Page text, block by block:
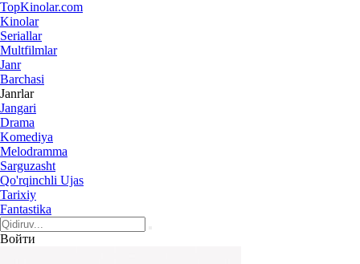
TopKinolar.com
Kinolar
Seriallar
Multfilmlar
Janr
Barchasi
Janrlar
Jangari
Drama
Komediya
Melodramma
Sarguzasht
Qo'rqinchli Ujas
Tarixiy
Fantastika
Войти